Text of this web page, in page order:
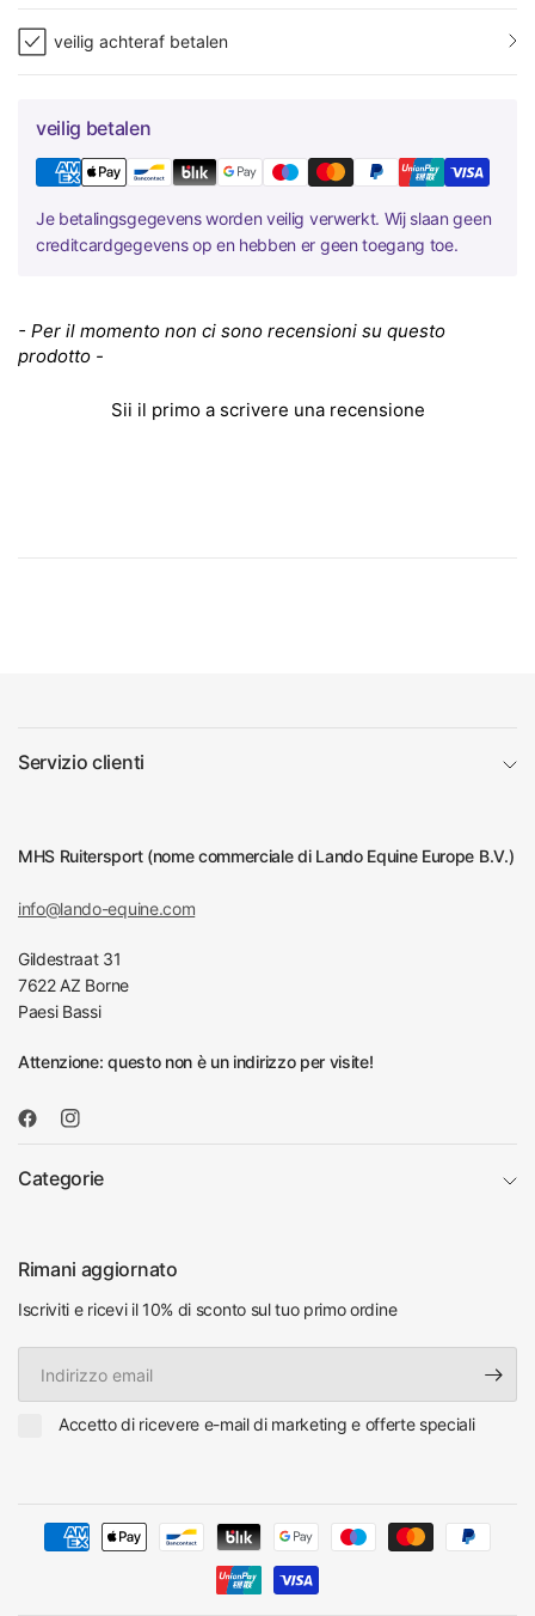
veilig achteraf betalen
veilig betalen
Je betalingsgegevens worden veilig verwerkt. Wij slaan geen
creditcardgegevens op en hebben er geen toegang toe.
- Per il momento non ci sono recensioni su questo
prodotto -
Sii il primo a scrivere una recensione
New content loaded
Servizio clienti
MHS Ruitersport (nome commerciale di Lando Equine Europe B.V.)
info@lando-equine.com
Gildestraat 31
7622 AZ Borne
Paesi Bassi
Attenzione: questo non è un indirizzo per visite!
Categorie
Rimani aggiornato
Iscriviti e ricevi il 10% di sconto sul tuo primo ordine
email
Accetto di ricevere e-mail di marketing e offerte speciali